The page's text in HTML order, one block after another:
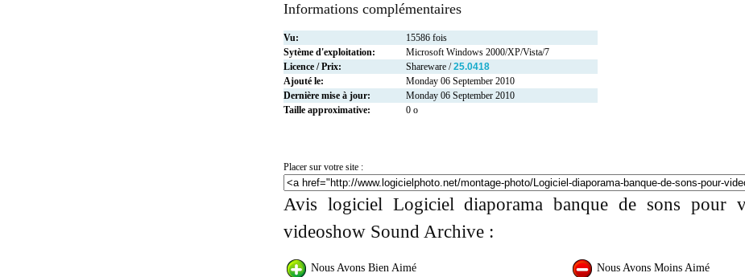
Informations complémentaires
Vu:
15586 fois
Sytème d'exploitation:
Microsoft Windows 2000/XP/Vista/7
Licence / Prix:
Shareware /25.0418
Ajouté le:
Monday 06 September 2010
Dernière mise à jour:
Monday 06 September 2010
Taille approximative:
0 o
Placer sur votre site :
Avis logiciel Logiciel diaporama banque de sons pour
videoshow Sound Archive :
Nous Avons Bien Aimé Nous Avons Moins Aimé